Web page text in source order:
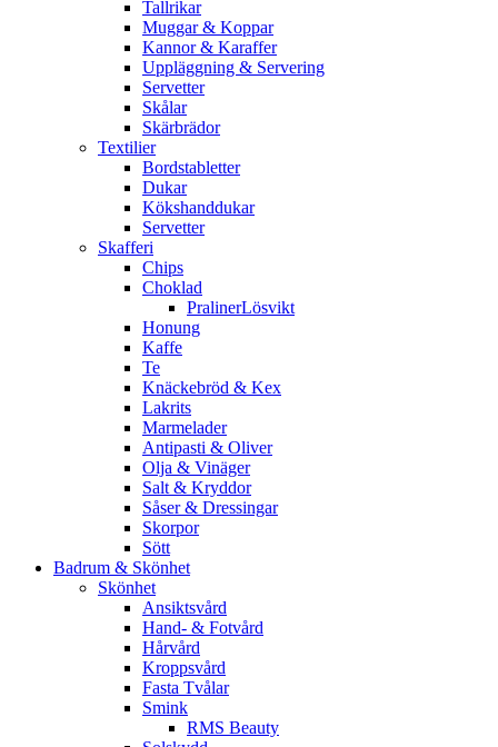
Tallrikar
Muggar & Koppar
Kannor & Karaffer
Uppläggning & Servering
Servetter
Skålar
Skärbrädor
Textilier
Bordstabletter
Dukar
Kökshanddukar
Servetter
Skafferi
Chips
Choklad
PralinerLösvikt
Honung
Kaffe
Te
Knäckebröd & Kex
Lakrits
Marmelader
Antipasti & Oliver
Olja & Vinäger
Salt & Kryddor
Såser & Dressingar
Skorpor
Sött
Badrum & Skönhet
Skönhet
Ansiktsvård
Hand- & Fotvård
Hårvård
Kroppsvård
Fasta Tvålar
Smink
RMS Beauty